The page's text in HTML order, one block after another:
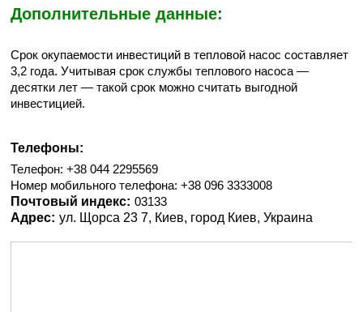
Дополнительные данные:
Срок окупаемости инвестиций в тепловой насос составляет
3,2 года. Учитывая срок службы теплового насоса —
десятки лет — такой срок можно считать выгодной
инвестицией.
Телефоны:
Телефон: +38 044 2295569
Номер мобильного телефона: +38 096 3333008
Почтовый индекс: 03133
Адрес: ул. Щорса 23 7, Киев, город Киев, Украина